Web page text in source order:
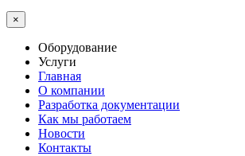
×
Оборудование
Услуги
Главная
О компании
Разработка документации
Как мы работаем
Новости
Контакты